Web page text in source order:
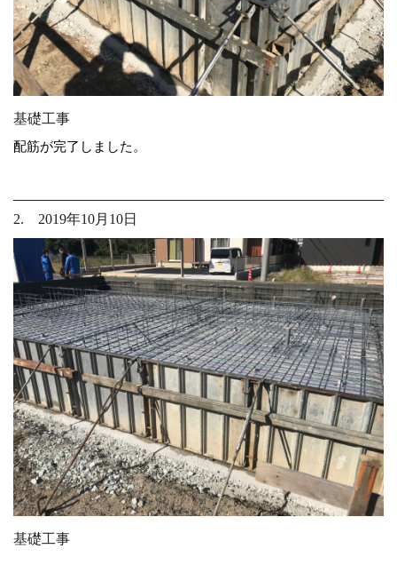
基礎工事
配筋が完了しました。
2. 2019年10月10日
基礎工事